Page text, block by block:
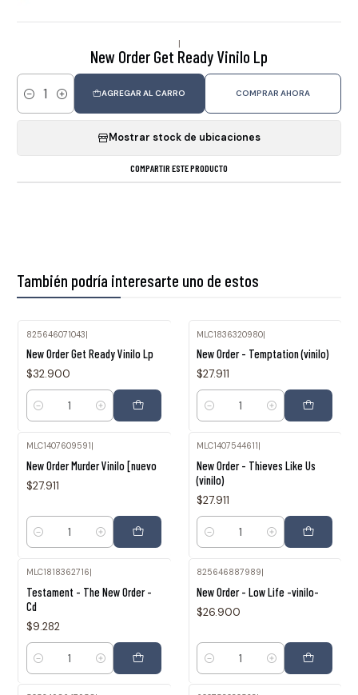
|
New Order Get Ready Vinilo Lp
Cantidad
AGREGAR AL CARRO COMPRAR AHORA
Mostrar stock de ubicaciones
COMPARTIR ESTE PRODUCTO
También podría interesarte uno de estos
825646071043|
New Order Get Ready Vinilo Lp
$32.900
Cantidad
MLC1836320980|
New Order - Temptation (vinilo)
$27.911
Cantidad
MLC1407609591
New Order Murder Vinilo [nuevo
$27.911
Cantidad
MLC1407544611
New Order - Thieves Like Us
(vinilo)
$27.911
Cantidad
MLC1818362716|
Testament - The New Order -
Cd
$9.282
Cantidad
825646887989|
New Order - Low Life -vinilo-
$26.900
Cantidad